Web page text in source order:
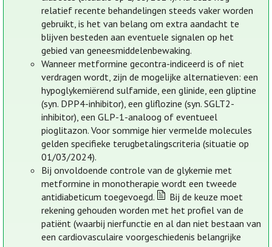
relatief recente behandelingen steeds vaker worden
gebruikt, is het van belang om extra aandacht te
blijven besteden aan eventuele signalen op het
gebied van geneesmiddelenbewaking.
Wanneer metformine gecontra-indiceerd is of niet
verdragen wordt, zijn de mogelijke alternatieven: een
hypoglykemiërend sulfamide, een glinide, een gliptine
(syn. DPP4-inhibitor), een gliflozine (syn. SGLT2-
inhibitor), een GLP-1-analoog of eventueel
pioglitazon. Voor sommige hier vermelde molecules
gelden specifieke terugbetalingscriteria (situatie op
01/03/2024).
Bij onvoldoende controle van de glykemie met
metformine in monotherapie wordt een tweede
antidiabeticum toegevoegd.
Bij de keuze moet
rekening gehouden worden met het profiel van de
patiënt (waarbij nierfunctie en al dan niet bestaan van
een cardiovasculaire voorgeschiedenis belangrijke